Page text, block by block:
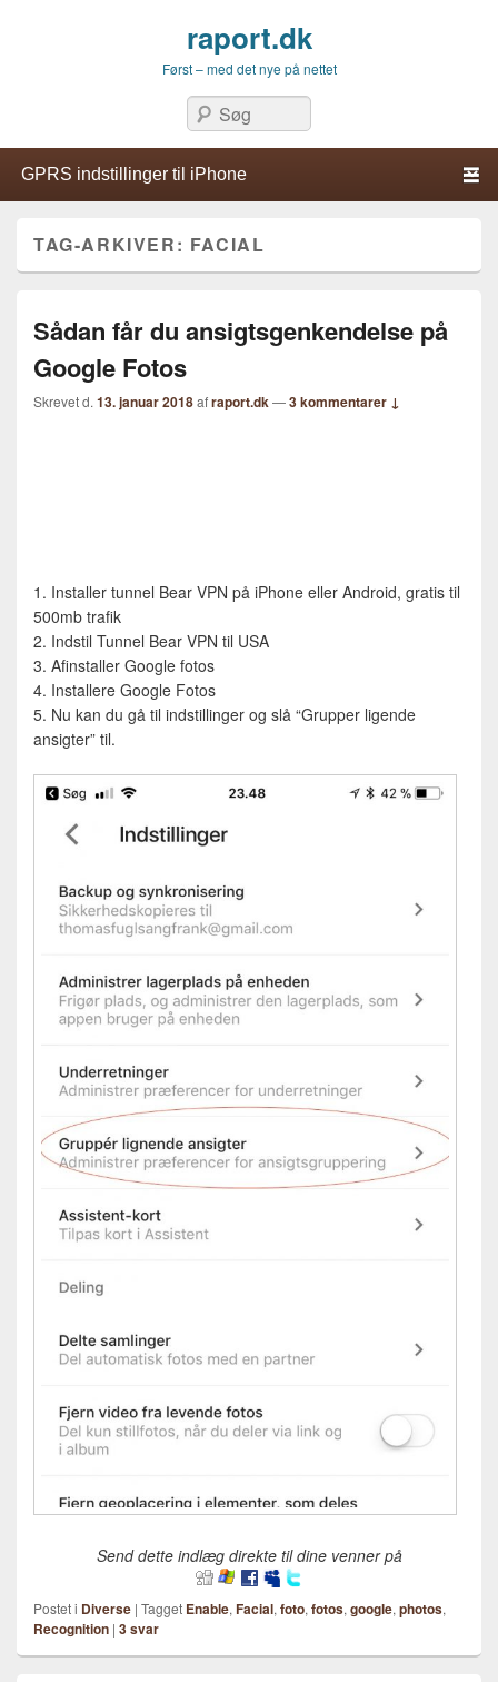
raport.dk
Først – med det nye på nettet
Søg
TAG-ARKIVER: FACIAL
Sådan får du ansigtsgenkendelse på
Google Fotos
Skrevet d. 13. januar 2018afraport.dk—3 kommentarer ↓
1. Installer tunnel Bear VPN på iPhone eller Android, gratis til
500mb trafik
2. Indstil Tunnel Bear VPN til USA
3. Afinstaller Google fotos
4. Installere Google Fotos
5. Nu kan du gå til indstillinger og slå “Grupper ligende
ansigter” til.
Send dette indlæg direkte til dine venner på
Postet i Diverse | Tagget Enable, Facial, foto, fotos, google, photos,
Recognition | 3svar